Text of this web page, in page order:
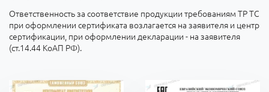
Ответственность за соответствие продукции требованиям ТР ТС
при оформлении сертификата возлагается на заявителя и центр
сертификации, при оформлении декларации - на заявителя
(ст.14.44 КоАП РФ).